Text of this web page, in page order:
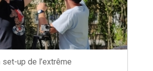
set-up de l’extrême